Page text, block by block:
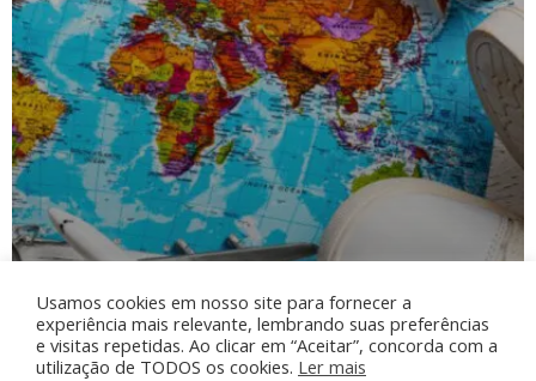
Venda de Acessórios
Acessórios para vestuário, decoração, veículo,
tecnologia ou de uso variado.
Usamos cookies em nosso site para fornecer a
experiência mais relevante, lembrando suas preferências
e visitas repetidas. Ao clicar em “Aceitar”, concorda com a
utilização de TODOS os cookies. Ler mais